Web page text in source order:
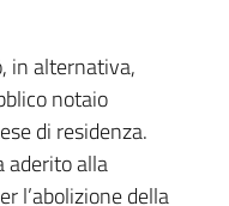
in alternativa,
notaio
di residenza.
aderito alla
l’abolizione della